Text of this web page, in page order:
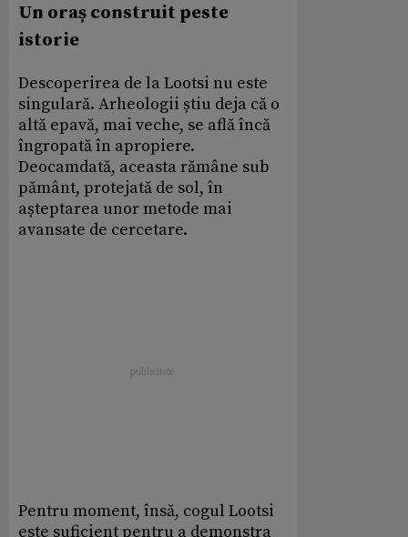
Un oraș construit peste
istorie
Descoperirea de la Lootsi nu este
singulară. Arheologii știu deja că o
altă epavă, mai veche, se află încă
îngropată în apropiere.
Deocamdată, aceasta rămâne sub
pământ, protejată de sol, în
așteptarea unor metode mai
avansate de cercetare.
Pentru moment, însă, cogul Lootsi
este suficient pentru a demonstra